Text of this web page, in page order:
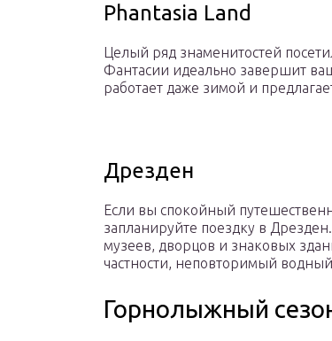
Phantasia Land
Целый ряд знаменитостей
Фантасии идеально завершит
работает даже зимой и
Дрезден
Если вы спокойный
запланируйте поездку в
музеев, дворцов и знаковых
частности, неповторимый
Горнолыжный